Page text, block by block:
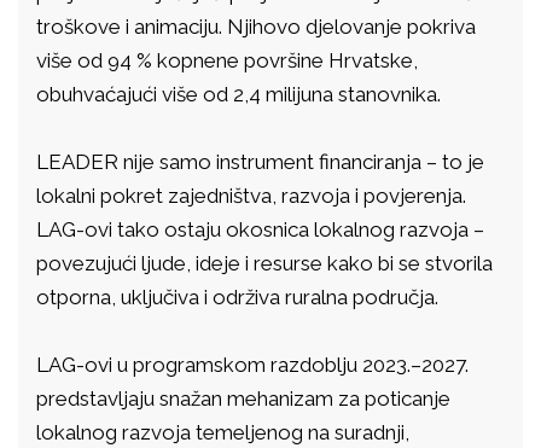
troškove i animaciju. Njihovo djelovanje pokriva
više od 94 % kopnene površine Hrvatske,
obuhvaćajući više od 2,4 milijuna stanovnika.
LEADER nije samo instrument financiranja – to je
lokalni pokret zajedništva, razvoja i povjerenja.
LAG-ovi tako ostaju okosnica lokalnog razvoja –
povezujući ljude, ideje i resurse kako bi se stvorila
otporna, uključiva i održiva ruralna područja.
LAG-ovi u programskom razdoblju 2023.–2027.
predstavljaju snažan mehanizam za poticanje
lokalnog razvoja temeljenog na suradnji,